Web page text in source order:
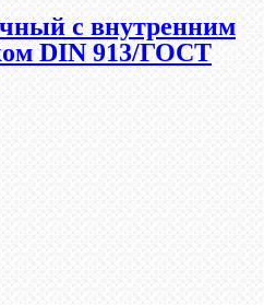
с внутренним
DIN 913/ГОСТ